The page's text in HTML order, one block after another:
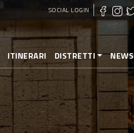
SOCIAL LOGIN
ITINERARI DISTRETTI NEWS